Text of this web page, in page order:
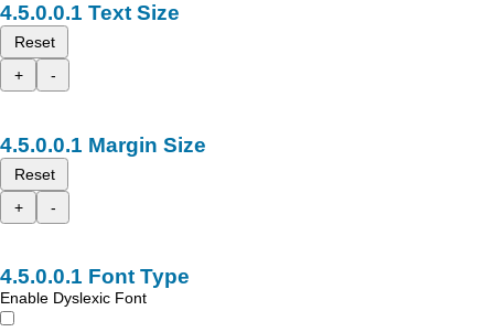
Text Size
Reset
+
-
Margin Size
Reset
+
-
Font Type
Enable Dyslexic Font